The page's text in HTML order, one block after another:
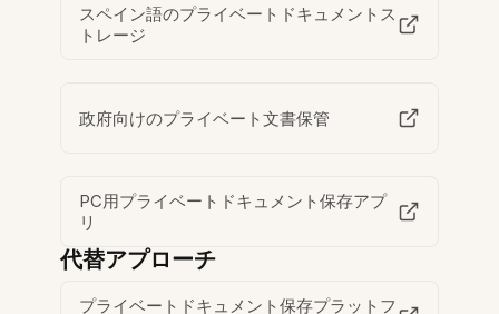
スペイン語のプライベートドキュメントス
トレージ
政府向けのプライベート文書保管
PC用プライベートドキュメント保存アプ
リ
代替アプローチ
プライベートドキュメント保存プラットフ